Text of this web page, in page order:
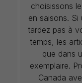
choisissons
en saisons.
tardez pas à
temps, les
que dans
exemplaire.
Canada